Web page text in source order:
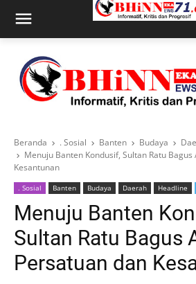
Beranda . Sosial Banten Budaya
Menuju Banten Kondusif, Sultan Ratu Bagus
Kesantunan
. Sosial Banten Budaya Daerah Headline
Menuju Banten
Sultan Ratu Bagus
Persatuan dan